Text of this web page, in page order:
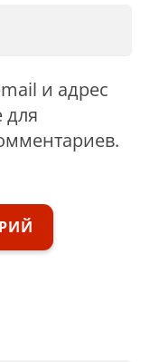
и адрес
для